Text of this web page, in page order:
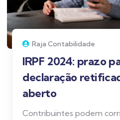
Raja Contabilidade
IRPF 2024: prazo
declaração
aberto
Contribuintes podem